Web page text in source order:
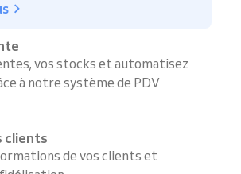
vos stocks et automatisez
à notre système de PDV
clients
de vos clients et